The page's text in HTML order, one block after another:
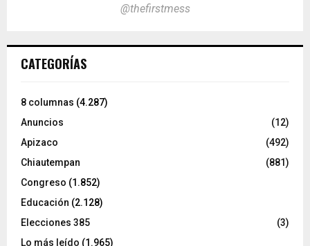
@thefirstmess
CATEGORÍAS
8 columnas (4.287)
Anuncios
(12)
Apizaco
(492)
Chiautempan
(881)
Congreso (1.852)
Educación (2.128)
Elecciones 385
(3)
Lo más leído (1.965)